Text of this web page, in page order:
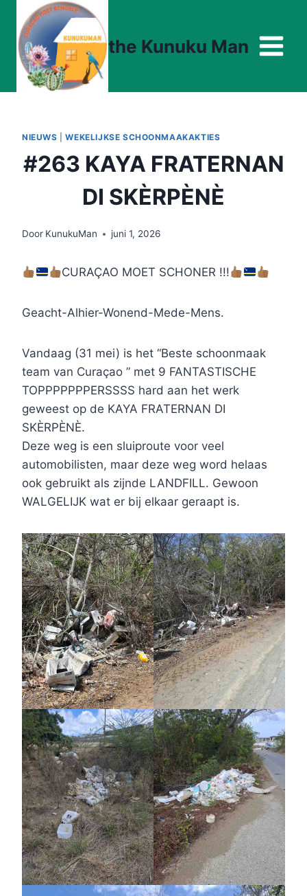
Doorgaan
naar
inhoud
the Kunuku Man
NIEUWS |WEKELIJKSE SCHOONMAAKAKTIES
#263 KAYA FRATERNAN
DI SKÈRPÈNÈ
Door KunukuMan juni 1, 2026
CURAÇAO MOET SCHONER !!!
Geacht-Alhier-Wonend-Mede-Mens.
Vandaag (31 mei) is het “Beste schoonmaak
team van Curaçao ” met 9 FANTASTISCHE
TOPPPPPPPERSSSS hard aan het werk
geweest op de KAYA FRATERNAN DI
SKÈRPÈNÈ.
Deze weg is een sluiproute voor veel
automobilisten, maar deze weg word helaas
ook gebruikt als zijnde LANDFILL. Gewoon
WALGELIJK wat er bij elkaar geraapt is.